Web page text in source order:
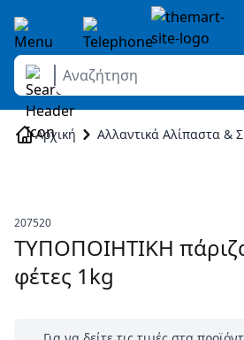
Skip to Content
Αναζήτηση
Αρχική Αλλαντικά Αλίπαστα &
207520
ΤΥΠΟΠΟΙΗΤΙΚΗ
φέτες 1kg